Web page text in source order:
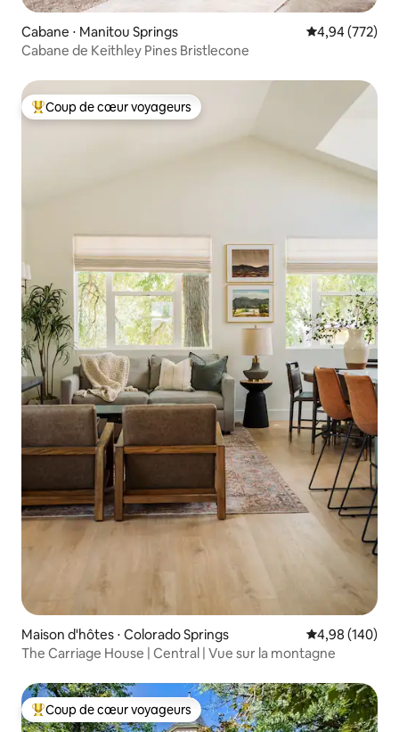
Cabane ⋅ Manitou Springs Évaluation
4,94 (772)
Cabane de Keithley Pines Bristlecone
Coups de cœur voyageurs les plus appréciés
Coup de cœur voyageurs
Maison d'hôtes ⋅ Colorado Springs Évaluation
4,98 (140)
The Carriage House | Central | Vue sur la montagne
Coups de cœur voyageurs les plus appréciés
Coup de cœur voyageurs